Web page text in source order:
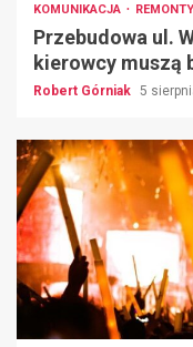
KOMUNIKACJA REMONTY
Przebudowa ul.
kierowcy muszą
Robert Górniak 5